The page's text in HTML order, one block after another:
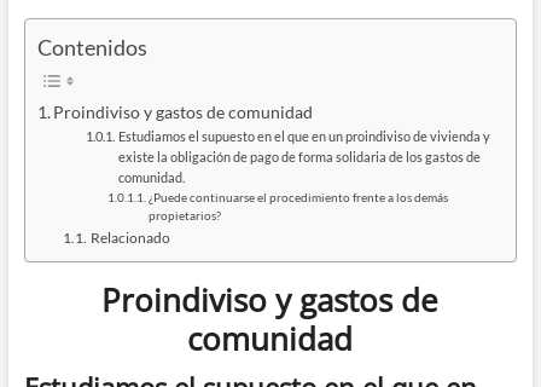
Con­te­ni­dos
Proin­di­vi­so y gas­tos de comunidad
Estu­dia­mos el supues­to en el que en un proin­di­vi­so de vivien­da y
exis­te la obli­ga­ción de pago de for­ma soli­da­ria de los gas­tos de
comunidad.
¿Pue­de con­ti­nuar­se el pro­ce­di­mien­to fren­te a los demás
propietarios?
Rela­cio­na­do
Proindiviso y gastos de
comunidad